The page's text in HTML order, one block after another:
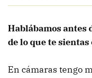
Hablábamos antes
de lo que te
En cámaras tengo